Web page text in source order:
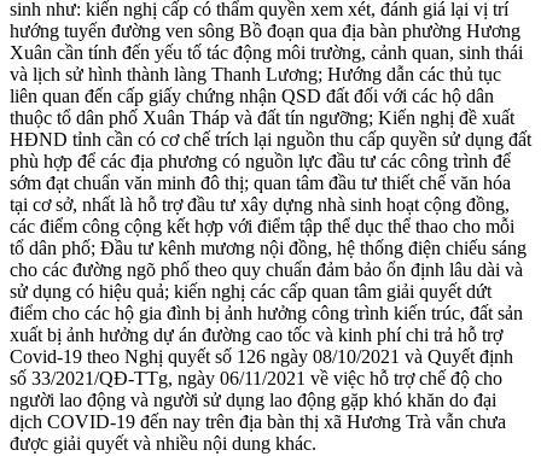
sinh như: kiến nghị cấp có thẩm quyền xem xét, đánh giá lại vị trí
hướng tuyến đường ven sông Bồ đoạn qua địa bàn phường Hương
Xuân cần tính đến yếu tố tác động môi trường, cảnh quan, sinh thái
và lịch sử hình thành làng Thanh Lương; Hướng dẫn các thủ tục
liên quan đến cấp giấy chứng nhận QSD đất đối với các hộ dân
thuộc tổ dân phố Xuân Tháp và đất tín ngưỡng; Kiến nghị đề xuất
HĐND tỉnh cần có cơ chế trích lại nguồn thu cấp quyền sử dụng đất
phù hợp để các địa phương có nguồn lực đầu tư các công trình để
sớm đạt chuẩn văn minh đô thị; quan tâm đầu tư thiết chế văn hóa
tại cơ sở, nhất là hỗ trợ đầu tư xây dựng nhà sinh hoạt cộng đồng,
các điểm công cộng kết hợp với điểm tập thể dục thể thao cho mỗi
tổ dân phố; Đầu tư kênh mương nội đồng, hệ thống điện chiếu sáng
cho các đường ngõ phố theo quy chuẩn đảm bảo ổn định lâu dài và
sử dụng có hiệu quả; kiến nghị các cấp quan tâm giải quyết dứt
điểm cho các hộ gia đình bị ảnh hưởng công trình kiến trúc, đất sản
xuất bị ảnh hưởng dự án đường cao tốc và kinh phí chi trả hỗ trợ
Covid-19 theo Nghị quyết số 126 ngày 08/10/2021 và Quyết định
số 33/2021/QĐ-TTg, ngày 06/11/2021 về việc hỗ trợ chế độ cho
người lao động và người sử dụng lao động gặp khó khăn do đại
dịch COVID-19 đến nay trên địa bàn thị xã Hương Trà vẫn chưa
được giải quyết và nhiều nội dung khác.